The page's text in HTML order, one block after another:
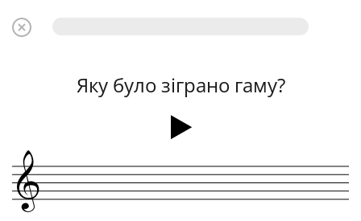
Яку було зіграно гаму?
&